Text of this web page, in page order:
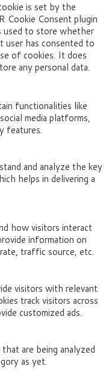
is set by the
Cookie Consent plugin
used to store whether
user has consented to
of cookies. It does
any personal data.
functionalities like
media platforms,
features.
and analyze the key
helps in delivering a
how visitors interact
information on
traffic source, etc.
visitors with relevant
track visitors across
customized ads.
are being analyzed
as yet.